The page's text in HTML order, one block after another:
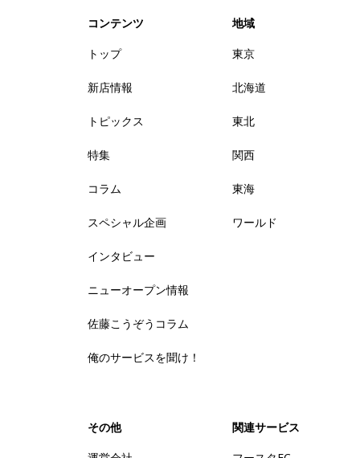
コンテンツ
トップ
新店情報
トピックス
特集
コラム
スペシャル企画
インタビュー
ニューオープン情報
佐藤こうぞうコラム
俺のサービスを聞け！
地域
東京
北海道
東北
関西
東海
ワールド
その他
関連サービス